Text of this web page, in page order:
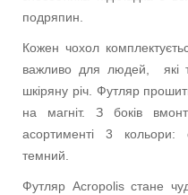
подряпин.
Кожен чохол
важливо для людей, які
шкіряну річ. Футляр
на магніт. З боків
асортименті 3 кольори:
темний.
Футляр Acropolis стане